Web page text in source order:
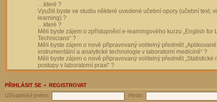
…které ?
Využili byste ve studiu některé uvedené učební opory (učební text,
learning) ?
…které ?
Měli byste zájem o zpřístupnění e-learningového kurzu „English for
Technicians“ ?
Měli byste zájem o nově připravovaný volitelný předmět „Aplikované
instrumentální a analytické technologie v laboratorní medicíně“ ?
Měli byste zájem o nově připravovaný volitelný předmět „Statistické
postupy v laboratorní praxi“ ?
PŘIHLÁSIT SE • REGISTROVAT
Uživatelské jméno:
Heslo: